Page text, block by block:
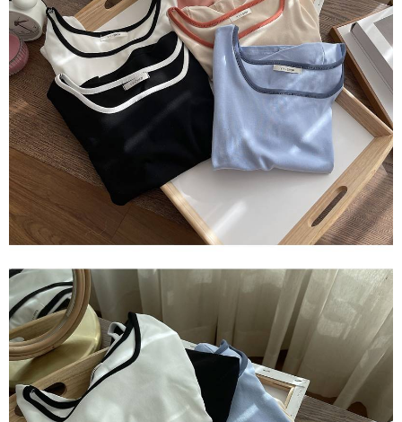
1. Perkhidmatan ini disediakan oleh Taiwan Mobile, pengguna telefon
mudah alih boleh segera menggunakan tanpa perlu memohon lagi.
(Hanya untuk nombor langganan peribadi, tidak terbuka untuk syarikat
dan kad prabayar)
2. Pilihan kaedah pembayaran "Pembayaran Ansuran Gogo", selepas
pesanan ditubuhkan, akan secara automatik dialihkan ke proses
transaksi Gogo, selepas pengesahan nombor telefon, pilih bilangan
ansuran yang diingini, tarikh akhir pembayaran, dan setelah
mengesahkan pembayaran, transaksi akan selesai.
3. Jumlah kelulusan sebenar, bilangan ansuran dan jumlah bayaran
adalah berdasarkan halaman pengesahan transaksi seterusnya.
4. Dalam masa 30 minit selepas pesanan ditubuhkan, jika tidak pergi
untuk mengesahkan transaksi atau jika tidak lulus semakan, pesanan
akan dibatalkan secara automatik. Jika terdapat situasi "pindah untuk
semakan khusus" yang tidak lulus, ini menunjukkan bahawa sistem
penilaian boleh diberikan.
【Penerangan Kaedah Pembayaran】
1. Pembayaran ansuran tidak digabungkan dalam bil telekomunikasi,
"Pembayaran Ansuran Gogo" akan menghantar SMS peringatan
pembayaran selepas tarikh penyelesaian bulanan.
2. Melalui pautan SMS untuk membuka bil, anda boleh memilih untuk
membayar melalui "Kod bar kedai serbaneka / Kedai rasmi Taiwan
Mobile / Pemindahan bank / Pembayaran J街口 / iPASS MONEY" dan
saluran lain.
Sila hubungi NP Taiwan Inc. dics_tw@netprotections.co.jpjika anda
mempunyai sebarang kebimbangan mengenai pemprosesan dan
penggunaan pada data peribadi. Jika anda tidak bersetuju dengan data
peribadi yang disenaraikan seperti di atas akan dikumpul dan digunakan
oleh AFTEE, sila jangan gunakan perkhidmatan ini.